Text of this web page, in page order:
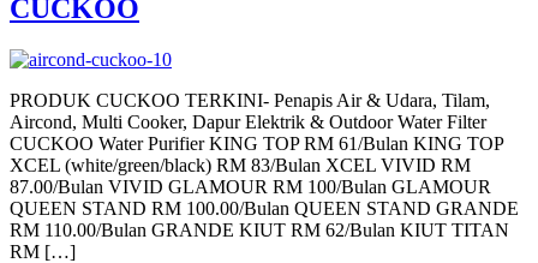
CUCKOO
PRODUK CUCKOO TERKINI- Penapis Air & Udara, Tilam,
Aircond, Multi Cooker, Dapur Elektrik & Outdoor Water Filter
CUCKOO Water Purifier KING TOP RM 61/Bulan KING TOP
XCEL (white/green/black) RM 83/Bulan XCEL VIVID RM
87.00/Bulan VIVID GLAMOUR RM 100/Bulan GLAMOUR
QUEEN STAND RM 100.00/Bulan QUEEN STAND GRANDE
RM 110.00/Bulan GRANDE KIUT RM 62/Bulan KIUT TITAN
RM […]